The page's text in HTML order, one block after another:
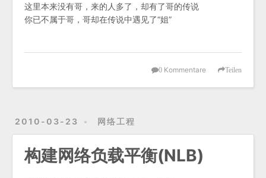
这里本来没有哥，来的人多了，却有了哥的传说
你已不属于哥，哥却在传说中遇见了“姐”
Teilen
0 Kommentare
2010-03-23 网络工程
构建网络负载平衡(NLB)